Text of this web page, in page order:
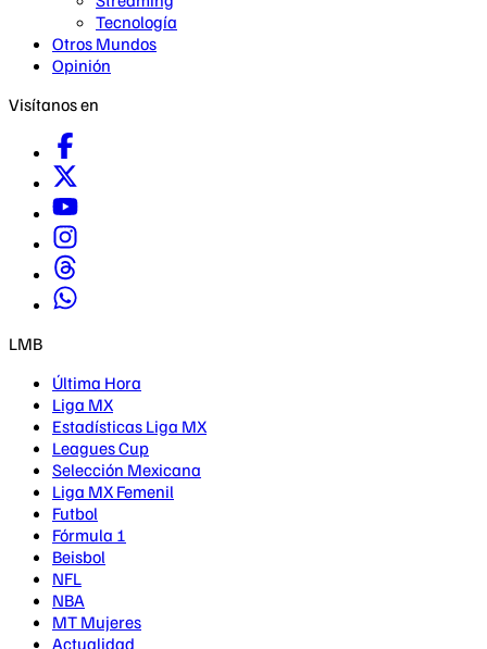
Tecnología
Otros Mundos
Opinión
Visítanos en
LMB
Última Hora
Liga MX
Estadísticas Liga MX
Leagues Cup
Selección Mexicana
Liga MX Femenil
Futbol
Fórmula 1
Beisbol
NFL
NBA
MT Mujeres
Actualidad